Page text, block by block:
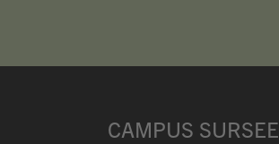
CAMPUS SURSEE